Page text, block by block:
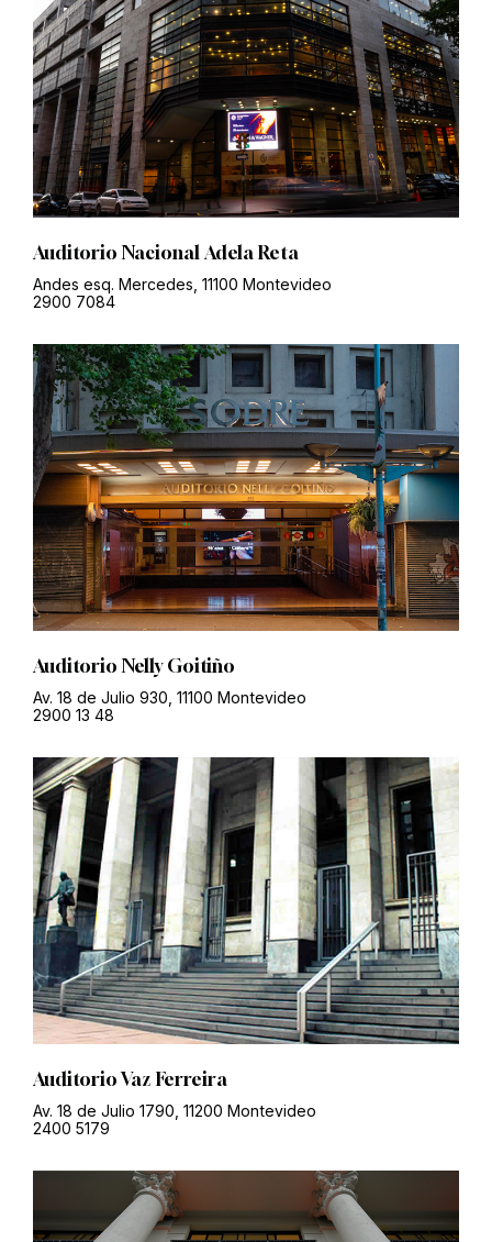
Auditorio Nacional Adela Reta
Andes esq. Mercedes, 11100 Montevideo
2900 7084
Auditorio Nelly Goitiño
Av. 18 de Julio 930, 11100 Montevideo
2900 13 48
Auditorio Vaz Ferreira
Av. 18 de Julio 1790, 11200 Montevideo
2400 5179